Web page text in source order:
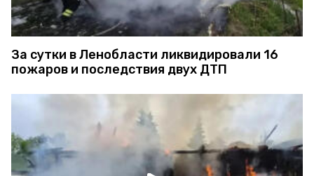
За сутки в Ленобласти ликвидировали 16
пожаров и последствия двух ДТП